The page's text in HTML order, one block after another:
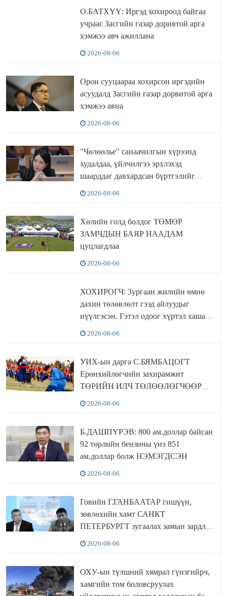
О.БАТХҮҮ: Иргэд хохироод байгаа
учраас Засгийн газар доривтой арга
хэмжээ авч ажиллана
2026-08-06
Орон сууцаараа хохирсон иргэдийн
асуудалд Засгийн газар дорвитой арга
хэмжээ авна
2026-08-06
"Чөлөөлье" санаачилгын хүрээнд
худалдаа, үйлчилгээ эрхлэхэд
шаарддаг давхардсан бүртгэлийг
хүчингүй болгох тогтоолын төслийг
баталлаа
2026-08-06
Хөлийн голд болдог ТӨМӨР
ЗАМЧДЫН БАЯР НААДАМ
цуцлагдлаа
2026-08-06
ХОХИРОГЧ: Зургаан жилийн өмнө
дахин төлөвлөлт гээд айлуудыг
нүүлгэсэн. Гэтэл одоог хүртэл хашаа
байшин ч байхгүй, орон сууц ч
байхгүй хаана амьдрахаа мэдэхгүй явж
2026-08-06
УИХ-ын дарга С.БЯМБАЦОГТ
Ерөнхийлөгчийн захирамжит
ТӨРИЙН ИЛЧ ТӨЛӨӨЛӨГЧӨӨР
Сутай хайрханы тахилгад оролцжээ
2026-08-06
Б.ДАШПҮРЭВ: 800 ам.доллар байсан
92 төрлийн бензины үнэ 851
ам.доллар болж НЭМЭГДСЭН
2026-08-06
Говийн Г.ГАНБААТАР гишүүн,
зөвлөхийн хамт САНКТ
ПЕТЕРБУРГТ зугаалах замын зардлаа
“ИНҮТ” ТӨХХК даажээ
2026-08-06
ОХУ-ын түлшний хямрал гүнзгийрч,
хамгийн том боловсруулах